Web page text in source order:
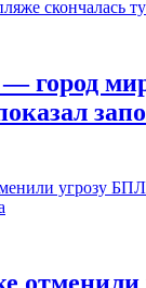
— город